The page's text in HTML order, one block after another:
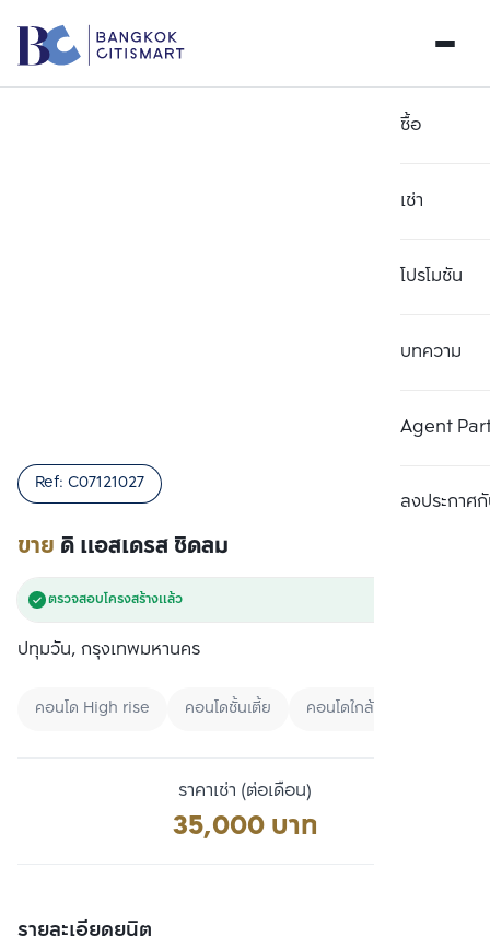
ซื้อ
เช่า
โปรโมชัน
บทความ
Agent
ลงประกาศกั
ขาย ดิ แอสเดรส ชิดลม
Ref: C07121027
ตรวจสอบโครงสร้างแล้ว
ปทุมวัน, กรุงเทพมหานคร
คอนโด High rise คอนโดชั้นเตี้ย คอนโดใกล้ MRT
ราคาเช่า (ต่อเดือน)
35,000 บาท
รายละเอียดยูนิต